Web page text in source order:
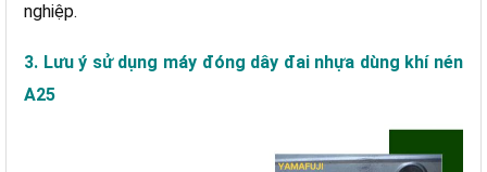
nghiệp.
3. Lưu ý sử dụng máy đóng dây đai nhựa dùng khí nén
A25